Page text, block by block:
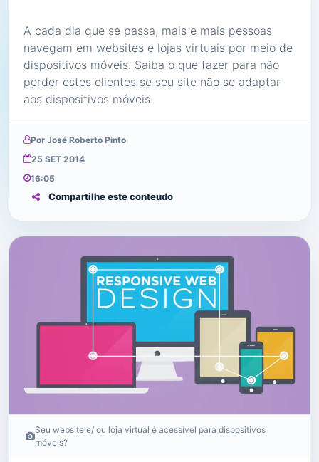
A cada dia que se passa, mais e mais pessoas
navegam em websites e lojas virtuais por meio de
dispositivos móveis. Saiba o que fazer para não
perder estes clientes se seu site não se adaptar
aos dispositivos móveis.
Por José Roberto Pinto
25 SET 2014
16:05
Compartilhe este conteudo
Seu website e/ ou loja virtual é acessível para dispositivos
móveis?